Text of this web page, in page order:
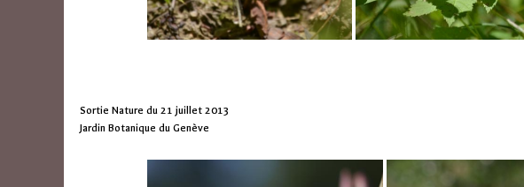
Sortie Nature du 21 juillet 2013
Jardin Botanique du Genève